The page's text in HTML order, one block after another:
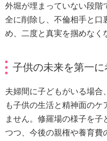
外堀が埋まっていない段階
全に削除し、不倫相手と口
め、二度と真実を掴めなく
子供の未来を第一
夫婦間に子どもがいる場合
も子供の生活と精神面のケ
ません。修羅場の様子を子
つつ、今後の親権や養育費